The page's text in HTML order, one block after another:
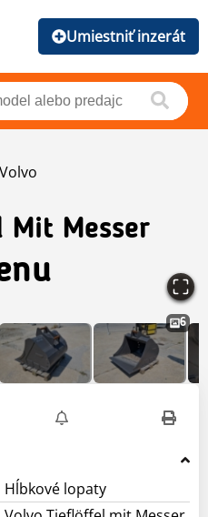
Umiestniť inzerát
Volvo
Messer
6
Hĺbkové lopaty